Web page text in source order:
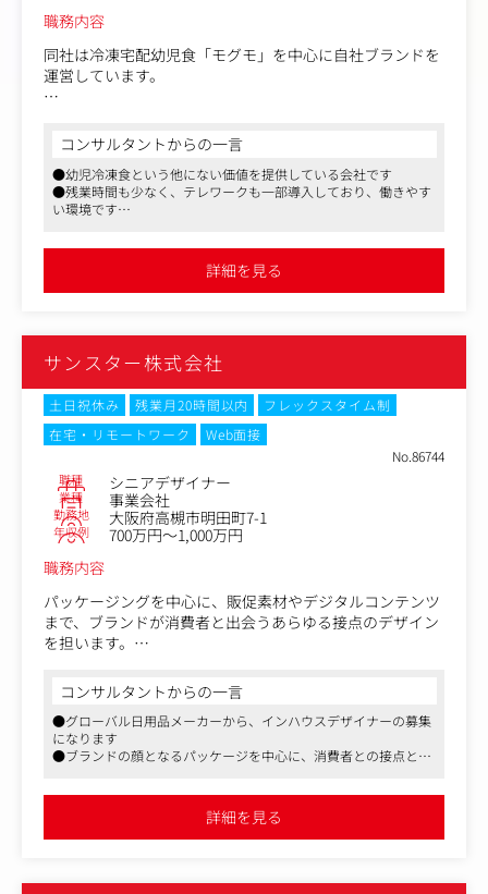
岐にわたるデザインを担当していただきます。
＜同社の特徴・魅力＞
同社が元々制作会社としてスタートし、他の家電メーカー
は、テレビCMを打つなど、家電メーカーとしてのブラン
ドステージを上げる活動にも取り組んでおり、少数精鋭の
組織で商品開発の上流から関われる環境です。テレビや雑
誌でも多数取り上げられており、スタイリッシュで可愛ら
職務内容
同社は冷凍宅配幼児食「モグモ」を中心に自社ブランドを
運営しています。
点の冷凍宅配食事サービスです。
忙しい保護者のために、健康的かつバランスの取れた食事
を提供し、お子様の成長をサポートしています。
家族の成長を支えるライフスタイルブランドです。
デザイナーとして、自社商品「モグモ」など自社ブランド
に関するWebデザイン・グラフィックデザインの両方をご
＜制作ツール＞
自社ECサイトでの販売はもちろんですが、現在はスーパー
などリテール販売も行っておりますので、
オンラインとオフラインどちらの制作にも携わることが可
・Web（バナー、LP、SNS画像など）
・グラフィック（POP、チラシなどの商品同梱物、パッケ
＜具体的には＞
・ブランドの世界観を体現するクリエイティブの企画・設
計・制作？
・広告用のLP、バナーのディレクション？
・社内他部署との連携（マーケティング・商品開発・CRM
など）？
・業務フローやガイドラインの整備（Figma・Backlogベ
ース）
コンサルタントからの一言
●幼児冷凍食という他にない価値を提供している会社です
●残業時間も少なく、テレワークも一部導入しており、働きやす
い環境です
詳細を見る
サンスター株式会社
土日祝休み 残業月20時間以内
フレックスタイム制
在宅・リモートワーク
Web面接
No.86744
職種 シニアデザイナー
業種 事業会社
勤務地 大阪府高槻市明田町7-1
年収例
700万円～1,000万円
職務内容
パッケージングを中心に、販促素材やデジタルコンテンツ
まで、ブランドが消費者と出会うあらゆる接点のデザイン
を担います。
＜具体的な業務内容＞
○デザイン開発
・GUMをはじめとするサンスターブランドのパッケージン
グや販促素材のデザイン・制作
・明確で説得力のあるビジュアルプレゼンテーションを通
○チームワーク・プロジェクト推進
・マーケティング・R&D・関連部門と連携しながら、ビジ
コンサルタントからの一言
●グローバル日用品メーカーから、インハウスデザイナーの募集
になります
●ブランドの顔となるパッケージを中心に、消費者との接点とな
していて、グローバルプロジェクトに参画いただく機会もござい
詳細を見る